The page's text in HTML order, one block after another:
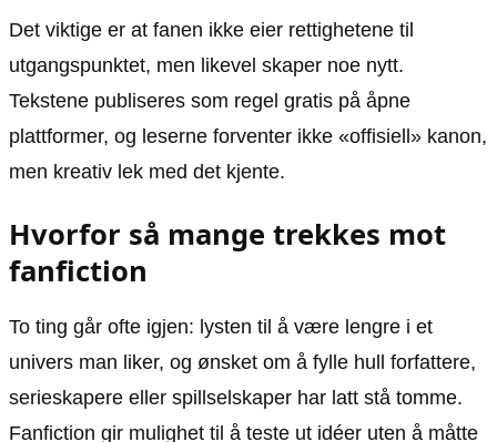
Det viktige er at fanen ikke eier rettighetene til
utgangspunktet, men likevel skaper noe nytt.
Tekstene publiseres som regel gratis på åpne
plattformer, og leserne forventer ikke «offisiell» kanon,
men kreativ lek med det kjente.
Hvorfor så mange trekkes mot
fanfiction
To ting går ofte igjen: lysten til å være lengre i et
univers man liker, og ønsket om å fylle hull forfattere,
serieskapere eller spillselskaper har latt stå tomme.
Fanfiction gir mulighet til å teste ut idéer uten å måtte